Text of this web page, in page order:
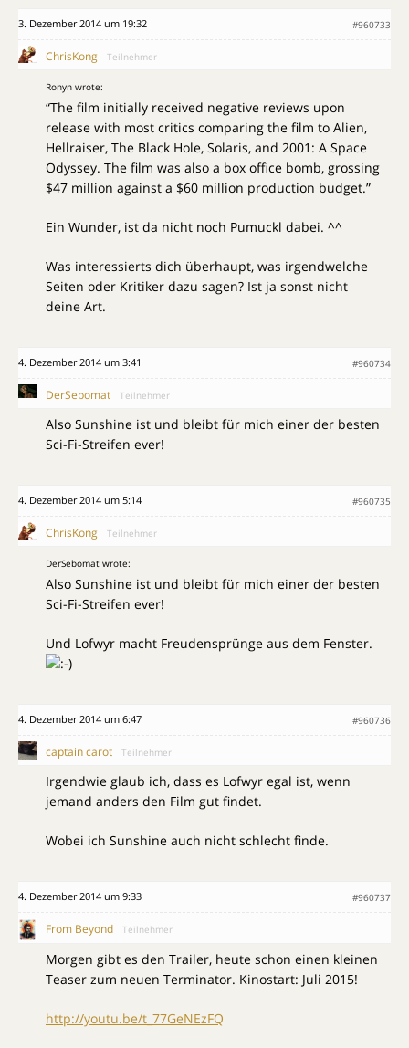
3. Dezember 2014 um 19:32 #960733
ChrisKong Teilnehmer
Ronyn wrote:
“The film initially received negative reviews upon
release with most critics comparing the film to Alien,
Hellraiser, The Black Hole, Solaris, and 2001: A Space
Odyssey. The film was also a box office bomb, grossing
$47 million against a $60 million production budget.”
Ein Wunder, ist da nicht noch Pumuckl dabei. ^^
Was interessierts dich überhaupt, was irgendwelche
Seiten oder Kritiker dazu sagen? Ist ja sonst nicht
deine Art.
4. Dezember 2014 um 3:41 #960734
DerSebomat Teilnehmer
Also Sunshine ist und bleibt für mich einer der besten
Sci-Fi-Streifen ever!
4. Dezember 2014 um 5:14 #960735
ChrisKong Teilnehmer
DerSebomat wrote:
Also Sunshine ist und bleibt für mich einer der besten
Sci-Fi-Streifen ever!
Und Lofwyr macht Freudensprünge aus dem Fenster.
4. Dezember 2014 um 6:47 #960736
captain carot Teilnehmer
Irgendwie glaub ich, dass es Lofwyr egal ist, wenn
jemand anders den Film gut findet.
Wobei ich Sunshine auch nicht schlecht finde.
4. Dezember 2014 um 9:33 #960737
From Beyond Teilnehmer
Morgen gibt es den Trailer, heute schon einen kleinen
Teaser zum neuen Terminator. Kinostart: Juli 2015!
http://youtu.be/t_77GeNEzFQ